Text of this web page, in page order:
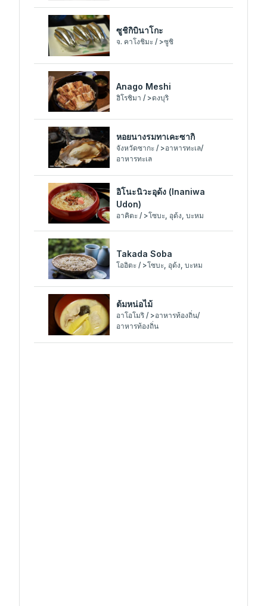
ซูชิกิบินาโกะ
จ. คาโงชิมะ / >ซูชิ
Anago Meshi
ฮิโรชิมา / >ดงบุริ
หอยนางรมทาเคะซากิ
จังหวัดซากะ / >อาหารทะเล/
อาหารทะเล
อิโนะนิวะอุด้ง (Inaniwa
Udon)
อาคิตะ / >โซบะ, อุด้ง, บะหม
Takada Soba
โออิตะ / >โซบะ, อุด้ง, บะหม
ต้มหน่อไม้
อาโอโมริ / >อาหารท้องถิ่น/
อาหารท้องถิ่น